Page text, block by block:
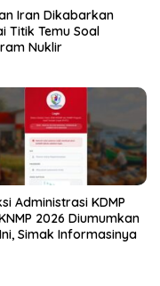
Iran Dikabarkan
Titik Temu Soal
Nuklir
Administrasi KDMP
2026 Diumumkan
Simak Informasinya